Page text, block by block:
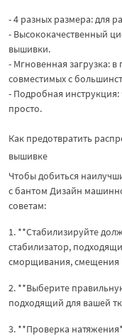
- 4 разных размера: для
- Высококачественный
вышивки.
- Мгновенная загрузка:
совместимых с
- Подробная
просто.
Как предотвратить
вышивке
Чтобы добиться
с бантом Дизайн
советам:
1. **Стабилизируйте
стабилизатор,
сморщивания, смещения
2. **Выберите
подходящий для вашей
3. **Проверка